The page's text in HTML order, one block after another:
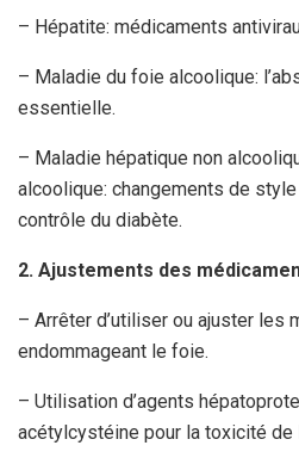
– Hépatite: médicaments
– Maladie du foie alcoolique:
essentielle.
– Maladie hépatique non
alcoolique: changements de
contrôle du diabète.
2. Ajustements des
– Arrêter d’utiliser ou ajuster les
endommageant le foie.
– Utilisation d’agents
acétylcystéine pour la toxicité de